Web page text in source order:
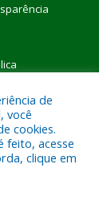
de Pau
de
você
cookies.
feito, acesse
clique em